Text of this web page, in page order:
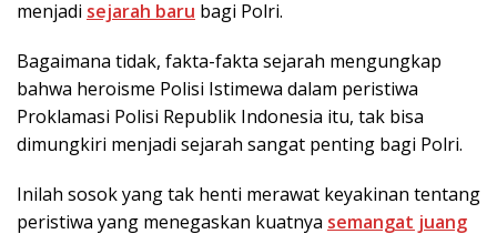
menjadi sejarah baru bagi Polri.
Bagaimana tidak, fakta-fakta sejarah mengungkap
bahwa heroisme Polisi Istimewa dalam peristiwa
Proklamasi Polisi Republik Indonesia itu, tak bisa
dimungkiri menjadi sejarah sangat penting bagi Polri.
Inilah sosok yang tak henti merawat keyakinan tentang
peristiwa yang menegaskan kuatnya semangat juang